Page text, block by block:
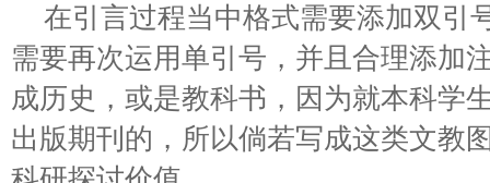
在引言过程当中格式需要添加双引
需要再次运用单引号，并且合理添加
成历史，或是教科书，因为就本科学
出版期刊的，所以倘若写成这类文教